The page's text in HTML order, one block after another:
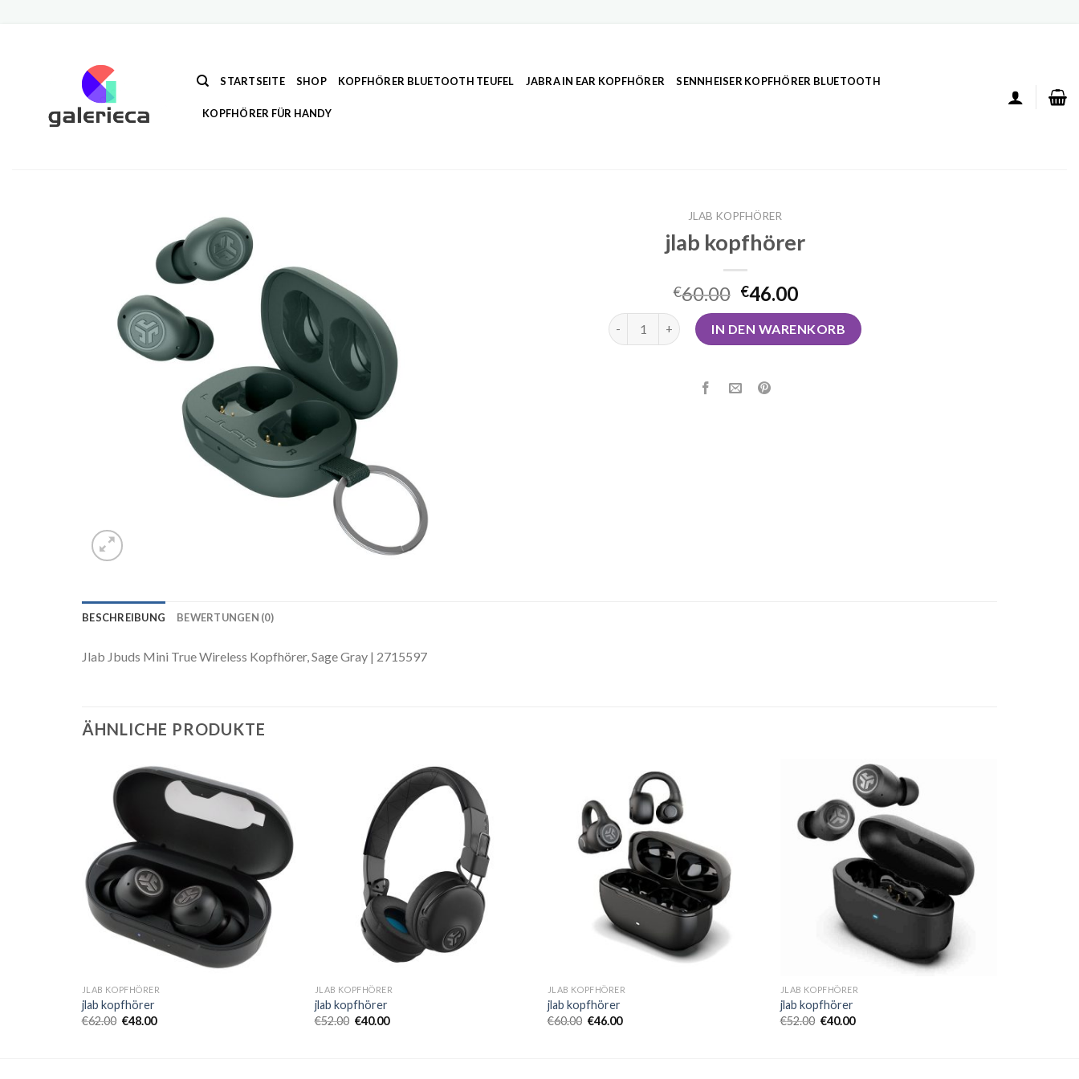
STARTSEITE SHOP KOPFHÖRER BLUETOOTH TEUFEL JABRA IN EAR KOPFHÖRER SENNHEISER KOPFHÖRER BLUETOOTH
KOPFHÖRER FÜR HANDY
JLAB KOPFHÖRER
jlab kopfhörer
€60.00 €46.00
jlab kopfhörer MengeIN DEN WARENKORB
BESCHREIBUNG BEWERTUNGEN (0)
Jlab Jbuds Mini True Wireless Kopfhörer, Sage Gray | 2715597
ÄHNLICHE PRODUKTE
JLAB KOPFHÖRER
jlab kopfhörer
€62.00 €48.00
JLAB KOPFHÖRER
jlab kopfhörer
€52.00 €40.00
JLAB KOPFHÖRER
jlab kopfhörer
€60.00 €46.00
JLAB KOPFHÖRER
jlab kopfhörer
€52.00 €40.00